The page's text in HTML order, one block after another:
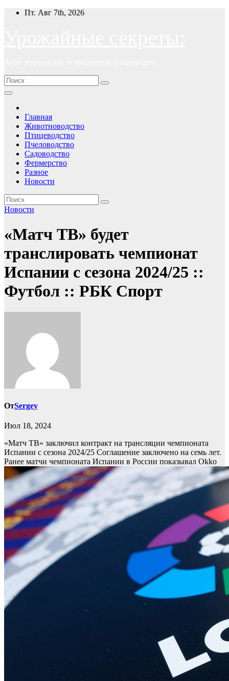
ПерейтиПт. Авг 7th, 2026
Главная
Животноводство
Птицеводство
Пчеловодство
Садоводство
Фермерство
Разное
Новости
Новости
«Матч ТВ» будет
транслировать чемпионат
Испании с сезона 2024/25 ::
Футбол :: РБК Спорт
ОтSergey
Июл 18, 2024
«Матч ТВ» заключил контракт на трансляции чемпионата
Испании с сезона 2024/25 Соглашение заключено на семь лет.
Ранее матчи чемпионата Испании в России показывал Okko